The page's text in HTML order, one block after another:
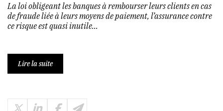
La loi obligeant les banques à rembourser leurs clients en cas
de fraude liée à leurs moyens de paiement, l’assurance contre
ce risque est quasi inutile...
Lire la suite